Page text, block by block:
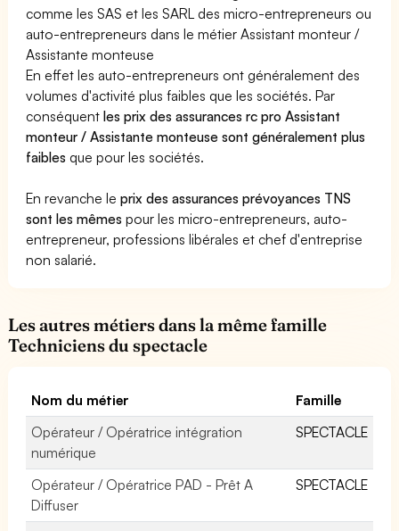
comme les SAS et les SARL des micro-entrepreneurs ou
auto-entrepreneurs dans le métier Assistant monteur /
Assistante monteuse
En effet les auto-entrepreneurs ont généralement des
volumes d'activité plus faibles que les sociétés. Par
conséquentles prix des assurances rc pro Assistant
monteur / Assistante monteuse sont généralement plus
faibles que pour les sociétés.
En revanche leprix des assurances prévoyances TNS
sont les mêmes pour les micro-entrepreneurs, auto-
entrepreneur, professions libérales et chef d'entreprise
non salarié.
Les autres métiers dans la même famille
Techniciens du spectacle
Nom du métier
Famille
Opérateur / Opératrice intégration
numérique
SPECTACLE
Opérateur / Opératrice PAD - Prêt A
Diffuser
SPECTACLE